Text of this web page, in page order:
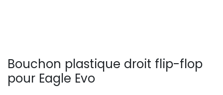
Bouchon plastique droit flip-flop
pour Eagle Evo